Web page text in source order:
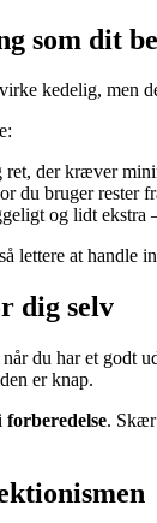
som dit
kedelig, men
ret, der kræver
du bruger rester
og lidt ekstra
lettere at handle
dig selv
du har et godt
er knap.
forberedelse. Skær